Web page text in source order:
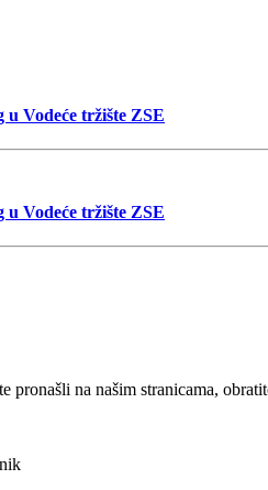
u Vodeće tržište ZSE
u Vodeće tržište ZSE
pronašli na našim stranicama,